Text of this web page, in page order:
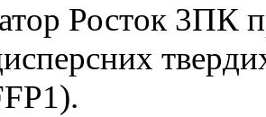
Росток 3ПК